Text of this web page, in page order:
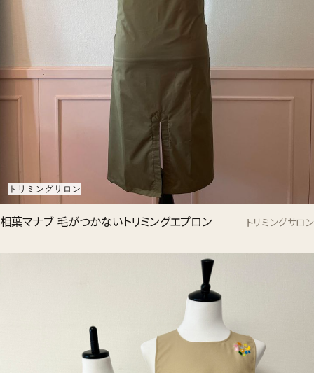
トリミングサロン
相葉マナブ 毛がつかないトリミングエプロン トリミングサロン